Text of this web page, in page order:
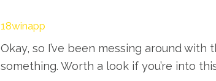
18winapp
Okay, so I’ve been messing around
something. Worth a look if you’re into